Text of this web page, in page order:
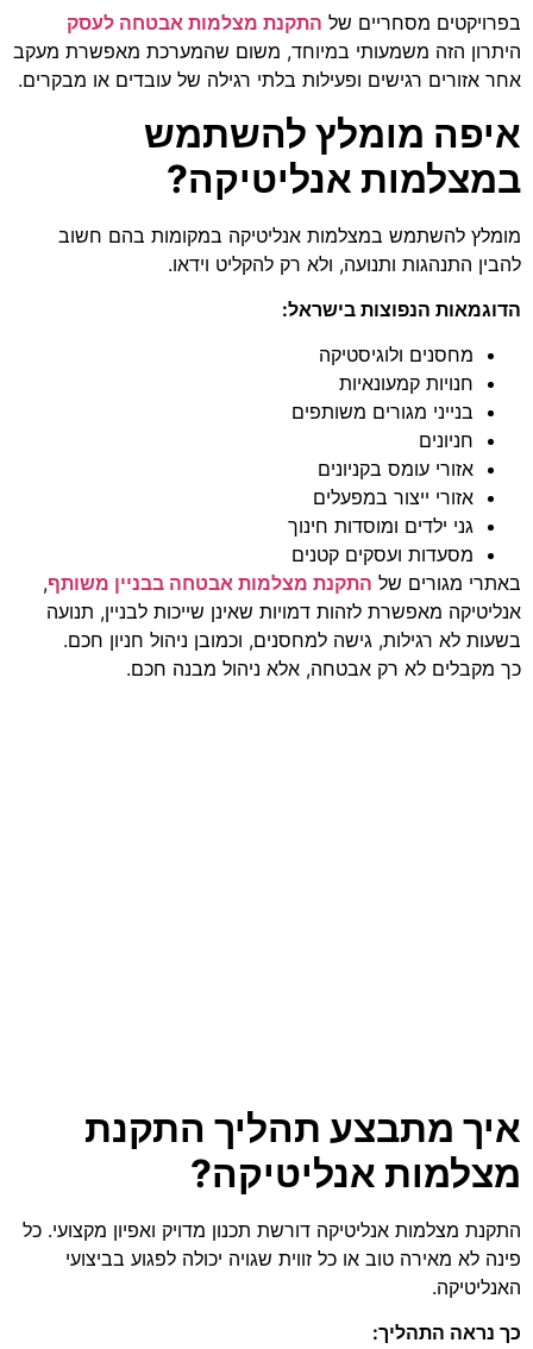
בפרויקטים מסחריים של התקנת מצלמות אבטחה לעסק
היתרון הזה משמעותי במיוחד, משום שהמערכת מאפשרת מעקב
אחר אזורים רגישים ופעילות בלתי רגילה של עובדים או מבקרים.
איפה מומלץ להשתמש
במצלמות אנליטיקה?
מומלץ להשתמש במצלמות אנליטיקה במקומות בהם חשוב
להבין התנהגות ותנועה, ולא רק להקליט וידאו.
הדוגמאות הנפוצות בישראל:
מחסנים ולוגיסטיקה
חנויות קמעונאיות
בנייני מגורים משותפים
חניונים
אזורי עומס בקניונים
אזורי ייצור במפעלים
גני ילדים ומוסדות חינוך
מסעדות ועסקים קטנים
באתרי מגורים של התקנת מצלמות אבטחה בבניין משותף,
אנליטיקה מאפשרת לזהות דמויות שאינן שייכות לבניין, תנועה
בשעות לא רגילות, גישה למחסנים, וכמובן ניהול חניון חכם.
כך מקבלים לא רק אבטחה, אלא ניהול מבנה חכם.
איך מתבצע תהליך התקנת
מצלמות אנליטיקה?
התקנת מצלמות אנליטיקה דורשת תכנון מדויק ואפיון מקצועי. כל
פינה לא מאירה טוב או כל זווית שגויה יכולה לפגוע בביצועי
האנליטיקה.
כך נראה התהליך: